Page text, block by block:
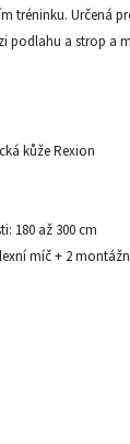
tréninku. Určená
podlahu a strop a
kůže Rexion
180 až 300 cm
míč + 2